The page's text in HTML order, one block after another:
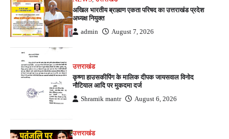
अखिल भारतीय ब्राह्मण एकता परिषद का उत्तराखंड प्रदेश
अध्यक्ष नियुक्त
admin August 7, 2026
उत्तराखंड
कृष्णा हाउसकीपिंग के मालिक दीपक जायसवाल विनोद
नौटियाल आदि पर मुकदमा दर्ज
Shramik mantr August 6, 2026
उत्तराखंड